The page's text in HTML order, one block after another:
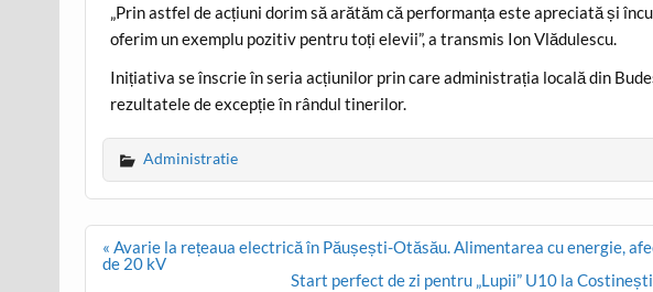
„Prin astfel de acțiuni dorim să arătăm că performanța este apreciată și
oferim un exemplu pozitiv pentru toți elevii”, a transmis Ion Vlădulescu.
Inițiativa se înscrie în seria acțiunilor prin care administrația locală din
rezultatele de excepție în rândul tinerilor.
Administratie
Post
navigation
« Avarie la rețeaua electrică în Păușești-Otăsău. Alimentarea cu energie,
de 20 kV
Start perfect de zi pentru „Lupii” U10 la